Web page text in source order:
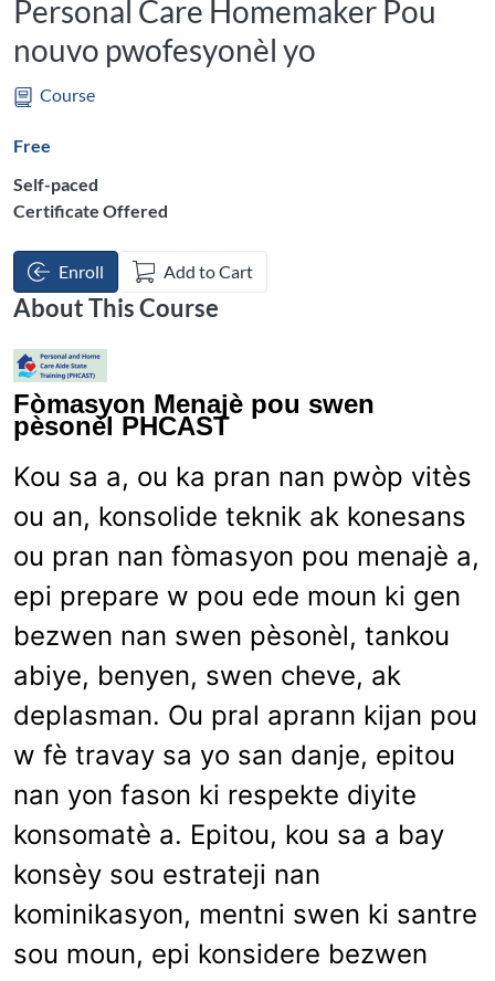
Personal Care Homemaker Pou
nouvo pwofesyonèl yo
Course
Free
Self-paced
Certificate Offered
Enroll Add to Cart
About This Course
Fòmasyon Menajè pou swen
pèsonèl PHCAST
Kou sa a, ou ka pran nan pwòp vitès
ou an, konsolide teknik ak konesans
ou pran nan fòmasyon pou menajè a,
epi prepare w pou ede moun ki gen
bezwen nan swen pèsonèl, tankou
abiye, benyen, swen cheve, ak
deplasman. Ou pral aprann kijan pou
w fè travay sa yo san danje, epitou
nan yon fason ki respekte diyite
konsomatè a. Epitou, kou sa a bay
konsèy sou estrateji nan
kominikasyon, mentni swen ki santre
sou moun, epi konsidere bezwen